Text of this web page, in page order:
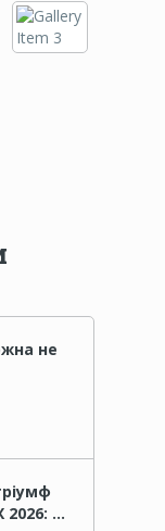
не
2026: …